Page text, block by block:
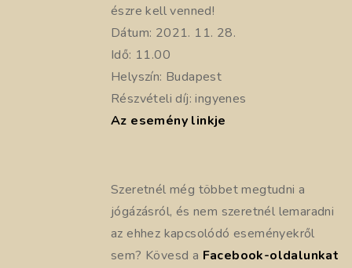
észre kell venned!
Dátum: 2021. 11. 28.
Idő: 11.00
Helyszín: Budapest
Részvételi díj: ingyenes
Az esemény linkje
Szeretnél még többet megtudni a
jógázásról, és nem szeretnél lemaradni
az ehhez kapcsolódó eseményekről
sem? Kövesd a Facebook-oldalunkat